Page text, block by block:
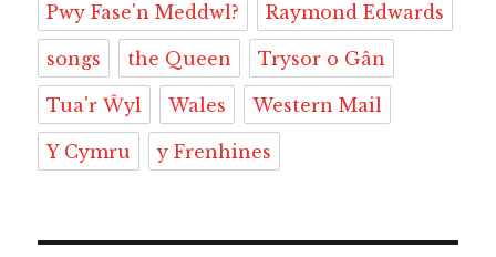
Pwy Fase'n Meddwl? Raymond Edwards
songs the Queen Trysor o Gân
Tua'r Ŵyl Wales Western Mail
Y Cymru y Frenhines